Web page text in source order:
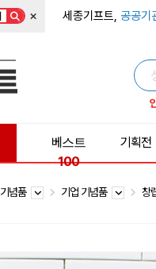
× 세종기프트, 공공기
베스트
100
기획전
기념품 기업 기념품 창